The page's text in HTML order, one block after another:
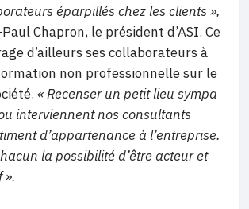
éparpillés chez les clients »,
Chapron, le président d’ASI. Ce
d’ailleurs ses collaborateurs à
non professionnelle sur le
« Recenser un petit lieu sympa
interviennent nos consultants
d’appartenance à l’entreprise.
la possibilité d’être acteur et
».